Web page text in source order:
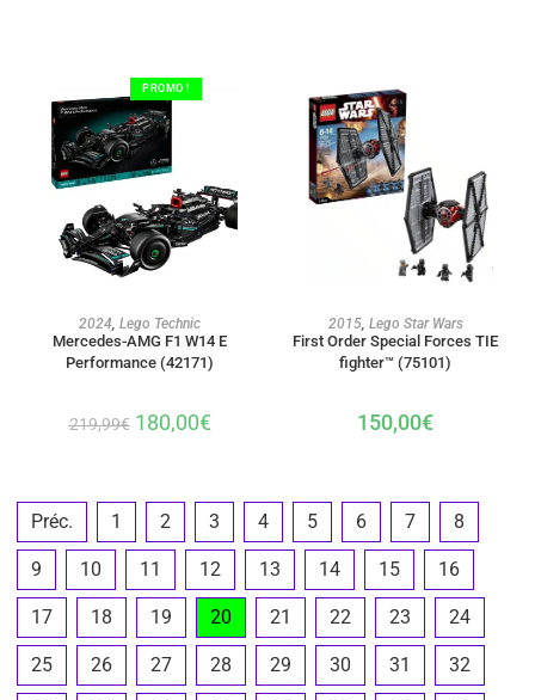
PROMO !
AJOUTER AU PANIER
2024, Lego Technic
Mercedes-AMG F1 W14 E
Performance (42171)
219,99€ 180,00€
AJOUTER AU PANIER
2015, Lego Star Wars
First Order Special Forces TIE
fighter™ (75101)
150,00€
Préc. 1 2 3 4 5 6 7 8
9 10 11 12 13 14 15 16
17 18 19 20 21 22 23 24
25 26 27 28 29 30 31 32